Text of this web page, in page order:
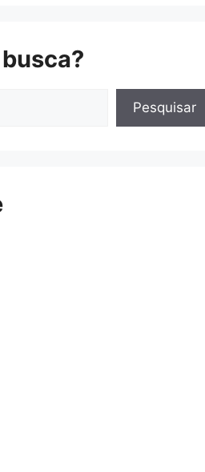
Pesquisar